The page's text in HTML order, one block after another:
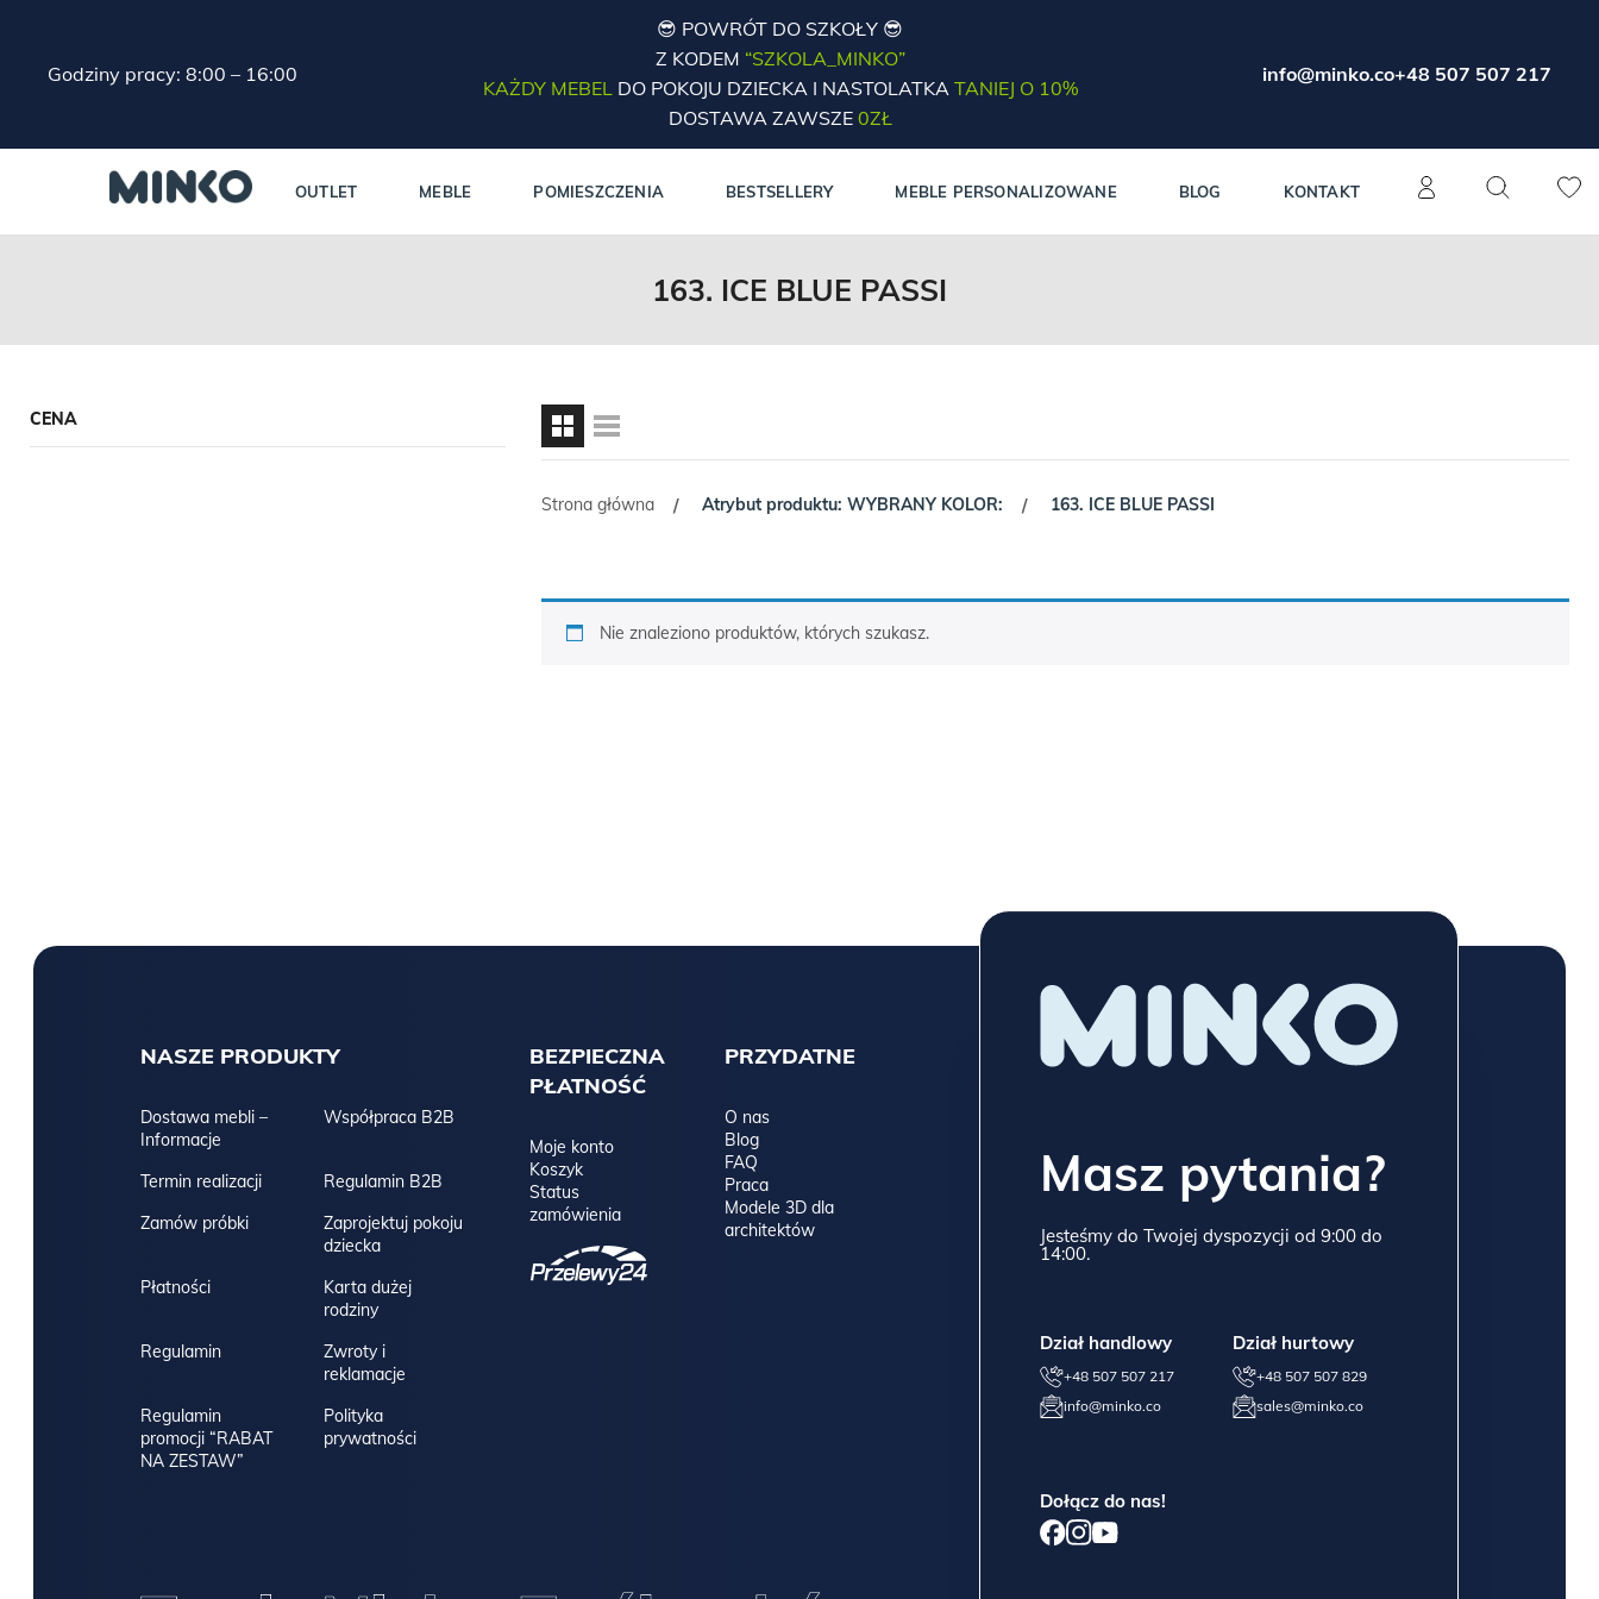
Godziny pracy: 8:00 – 16:00
😎 POWRÓT DO SZKOŁY 😎
Z KODEM “SZKOLA_MINKO”
KAŻDY MEBELDO POKOJU DZIECKA I NASTOLATKATANIEJ O 10%
DOSTAWA ZAWSZE 0ZŁ
info@minko.co+48 507 507 217
OUTLET MEBLE POMIESZCZENIA BESTSELLERY MEBLE PERSONALIZOWANE BLOG KONTAKT
163. ICE BLUE PASSI
CENA
Strona główna / Atrybut produktu: WYBRANY KOLOR: / 163. ICE BLUE PASSI
Nie znaleziono produktów, których szukasz.
NASZE PRODUKTY
Dostawa mebli –
Informacje
Termin realizacji
Zamów próbki
Płatności
Regulamin
Regulamin
promocji “RABAT
NA ZESTAW”
Współpraca B2B
Regulamin B2B
Zaprojektuj pokoju
dziecka
Karta dużej
rodziny
Zwroty i
reklamacje
Polityka
prywatności
BEZPIECZNA
PŁATNOŚĆ
Moje konto
Koszyk
Status
zamówienia
PRZYDATNE
O nas
Blog
FAQ
Praca
Modele 3D dla
architektów
Masz pytania?
Jesteśmy do Twojej dyspozycji od 9:00 do
14:00.
Dział handlowy
+48 507 507 217
info@minko.co
Dział hurtowy
+48 507 507 829
sales@minko.co
Dołącz do nas!